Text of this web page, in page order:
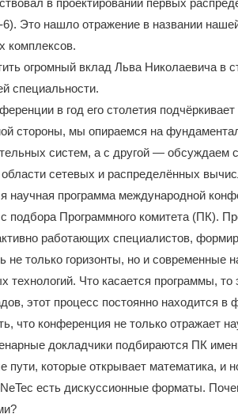
в проектировании первых
Это нашло отражение в названии
комплексов.
огромный вклад Льва Николаевича в
специальности.
в год его столетия
стороны, мы опираемся на
систем, а с другой — обсуждаем
сетевых и распределённых
научная программа международной
подбора Программного комитета (ПК).
работающих специалистов,
не только горизонты, но и современные
технологий. Что касается программы, то
этот процесс постоянно находится в
что конференция не только отражает
докладчики подбираются ПК
пути, которые открывает математика, и
есть дискуссионные форматы.